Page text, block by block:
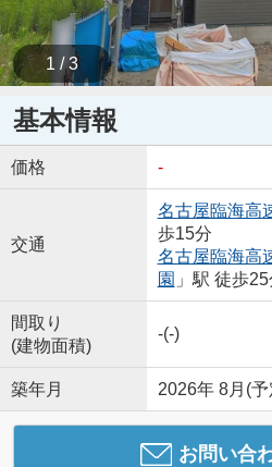
1 / 3
基本情報
価格 -
交通
名古屋臨海高
歩15分
名古屋臨海高
園 」駅 徒歩25
間取り
(建物面積)
-(-)
築年月 2026年 8月(予
お問い合